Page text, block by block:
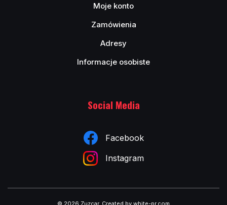
Moje konto
Zamówienia
Adresy
Informacje osobiste
Social Media
Facebook
Instagram
© 2026 Zuzcar. Created by white-pr.com